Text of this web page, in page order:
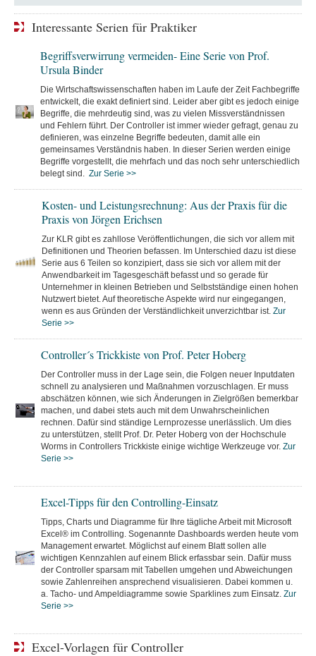
Interessante Serien für Praktiker
Begriffsverwirrung vermeiden- Eine Serie von Prof.
Ursula Binder
Die Wirtschaftswissenschaften haben im Laufe der Zeit Fachbegriffe
entwickelt, die exakt definiert sind. Leider aber gibt es jedoch einige
Begriffe, die mehrdeutig sind, was zu vielen Missverständnissen
und Fehlern führt. Der Controller ist immer wieder gefragt, genau zu
definieren, was einzelne Begriffe bedeuten, damit alle ein
gemeinsames Verständnis haben. In dieser Serien werden einige
Begriffe vorgestellt, die mehrfach und das noch sehr unterschiedlich
belegt sind. Zur Serie >>
Kosten- und Leistungsrechnung: Aus der Praxis für die
Praxis von Jörgen Erichsen
Zur KLR gibt es zahllose Veröffentlichungen, die sich vor allem mit
Definitionen und Theorien befassen. Im Unterschied dazu ist diese
Serie aus 6 Teilen so konzipiert, dass sie sich vor allem mit der
Anwendbarkeit im Tagesgeschäft befasst und so gerade für
Unternehmer in kleinen Betrieben und Selbstständige einen hohen
Nutzwert bietet. Auf theoretische Aspekte wird nur eingegangen,
wenn es aus Gründen der Verständlichkeit unverzichtbar ist. Zur
Serie >>
Controller´s Trickkiste von Prof. Peter Hoberg
Der Controller muss in der Lage sein, die Folgen neuer Inputdaten
schnell zu analysieren und Maßnahmen vorzuschlagen. Er muss
abschätzen können, wie sich Änderungen in Zielgrößen bemerkbar
machen, und dabei stets auch mit dem Unwahrscheinlichen
rechnen. Dafür sind ständige Lernprozesse unerlässlich. Um dies
zu unterstützen, stellt Prof. Dr. Peter Hoberg von der Hochschule
Worms in Controllers Trickkiste einige wichtige Werkzeuge vor. Zur
Serie >>
Excel-Tipps für den Controlling-Einsatz
Tipps, Charts und Diagramme für Ihre tägliche Arbeit mit Microsoft
Excel® im Controlling. Sogenannte Dashboards werden heute vom
Management erwartet. Möglichst auf einem Blatt sollen alle
wichtigen Kennzahlen auf einem Blick erfassbar sein. Dafür muss
der Controller sparsam mit Tabellen umgehen und Abweichungen
sowie Zahlenreihen ansprechend visualisieren. Dabei kommen u.
a. Tacho- und Ampeldiagramme sowie Sparklines zum Einsatz. Zur
Serie >>
Excel-Vorlagen für Controller